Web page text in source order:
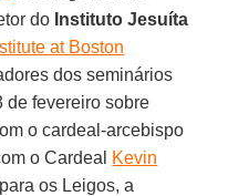
do Instituto Jesuíta
at Boston
dos seminários
de fevereiro sobre
o cardeal-arcebispo
o Cardeal Kevin
os Leigos, a